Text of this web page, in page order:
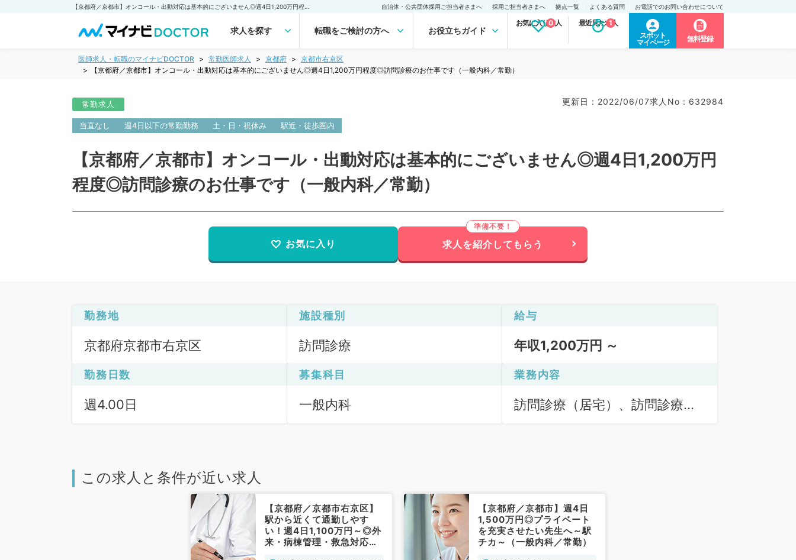
自治体・公共団体採用ご担当者さまへ 採用ご担当者さまへ 拠点一覧 よくある質問 お電話でのお問い合わせについて
求人を探す 転職をご検討の方へ お役立ちガイド
お気に入り求人
0 最近見た求人
1
スポット
マイページ
無料登録
医師求人・転職のマイナビDOCTOR 常勤医師求人 京都府
京都市右京区
【京都府／京都市】オンコール・出動対応は基本的にございません◎週4日1,200万円程度◎訪問診療のお仕事です（一般内科／常勤）
常勤求人 更新日 : 2022/06/07求人No : 632984
当直なし 週4日以下の常勤勤務 土・日・祝休み 駅近・徒歩圏内
【京都府／京都市】オンコール・出動対応は基本的にございません◎週4日1,200万円
程度◎訪問診療のお仕事です（一般内科／常勤）
お気に入り 求人を紹介してもらう
勤務地
京都府京都市右京区
施設種別
訪問診療
給与
年収1,200万円 ～
勤務日数
週4.00日
募集科目
一般内科
業務内容
訪問診療（居宅）、訪問診療
この求人と条件が近い求人
【京都府／京都市右京区】
駅から近くて通勤しやす
い！週4日1,100万円～◎外
来・病棟管理・救急対応の
【京都府／京都市】週4日
1,500万円◎プライベート
を充実させたい先生へ～駅
チカ～（一般内科／常勤）